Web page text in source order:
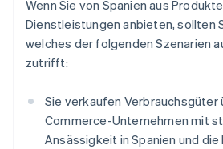
Wenn Sie von Spanien aus
Dienstleistungen anbieten, sollten
welches der folgenden Szenarien
zutrifft:
Sie verkaufen Verbrauchsgüter
Commerce-Unternehmen mit
Ansässigkeit in Spanien und